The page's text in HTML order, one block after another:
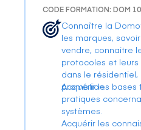
CODE FORMATION: DOM 10
Connaître la
les marques,
vendre, connaitre
protocoles et
dans le
promotion.
Acquérir les bases
pratiques
systèmes.
Acquérir les